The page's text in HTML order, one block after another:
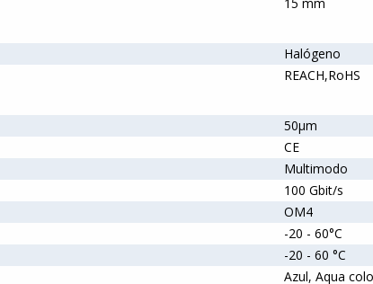
Halógeno
REACH,RoHS
50µm
CE
Multimodo
100 Gbit/s
OM4
-20 - 60°C
-20 - 60 °C
Azul, Aqua